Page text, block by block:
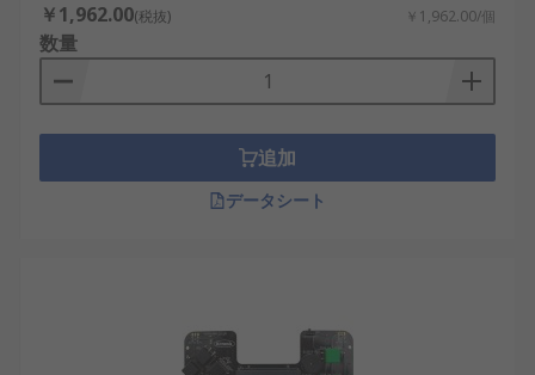
￥1,962.00(税抜) ￥1,962.00/個
数量
追加
データシート